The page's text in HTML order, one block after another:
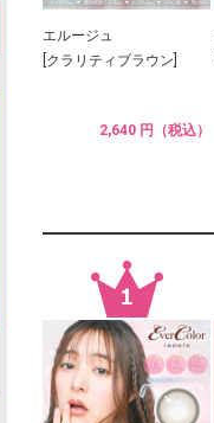
エルージュ
[クラリティブラウン]
2,640 円（税込）